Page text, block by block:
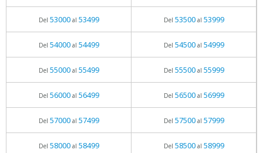
Del 53000al 53499 Del 53500al 53999
Del 54000al 54499 Del 54500al 54999
Del 55000al 55499 Del 55500al 55999
Del 56000al 56499 Del 56500al 56999
Del 57000al 57499 Del 57500al 57999
Del 58000al 58499 Del 58500al 58999